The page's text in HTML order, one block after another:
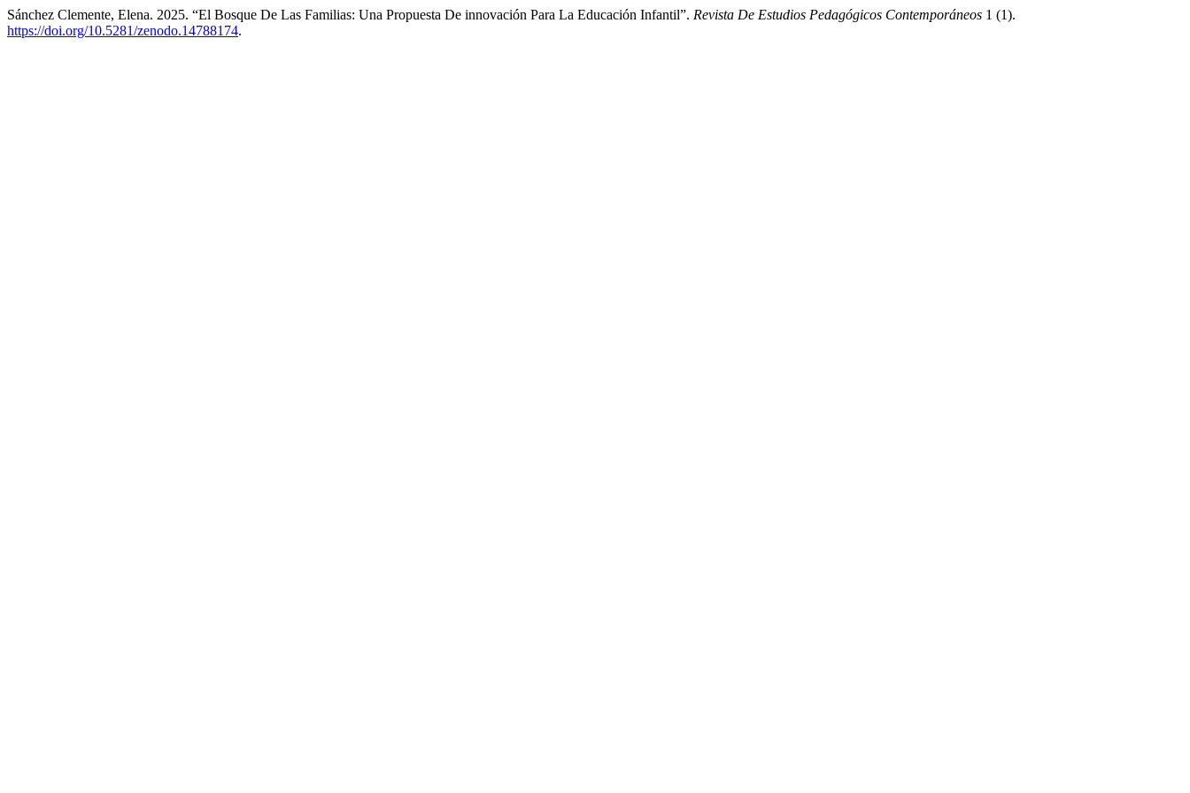
Sánchez Clemente, Elena. 2025. “El Bosque De Las Familias: Una Propuesta De innovación Para La Educación Infantil”. Revista De Estudios Pedagógicos Contemporáneos 1 (1).
https://doi.org/10.5281/zenodo.14788174.